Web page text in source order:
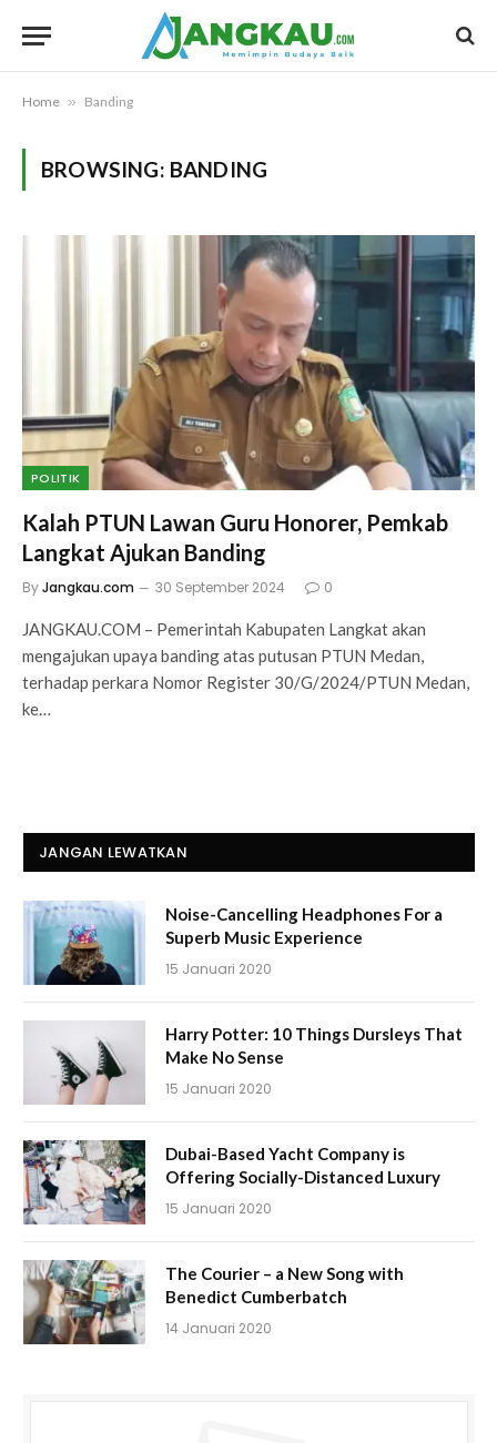
Home » Banding
BROWSING: BANDING
POLITIK
Kalah PTUN Lawan Guru Honorer, Pemkab
Langkat Ajukan Banding
ByJangkau.com 30 September 2024 0
JANGKAU.COM – Pemerintah Kabupaten Langkat akan
mengajukan upaya banding atas putusan PTUN Medan,
terhadap perkara Nomor Register 30/G/2024/PTUN Medan,
ke…
JANGAN LEWATKAN
Noise-Cancelling Headphones For a
Superb Music Experience
15 Januari 2020
Harry Potter: 10 Things Dursleys That
Make No Sense
15 Januari 2020
Dubai-Based Yacht Company is
Offering Socially-Distanced Luxury
15 Januari 2020
The Courier – a New Song with
Benedict Cumberbatch
14 Januari 2020